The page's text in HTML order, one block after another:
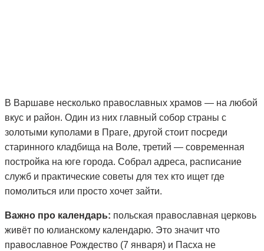
В Варшаве несколько православных храмов — на любой
вкус и район. Один из них главный собор страны с
золотыми куполами в Праге, другой стоит посреди
старинного кладбища на Воле, третий — современная
постройка на юге города. Собрал адреса, расписание
служб и практические советы для тех кто ищет где
помолиться или просто хочет зайти.
Важно про календарь: польская православная церковь
живёт по юлианскому календарю. Это значит что
православное Рождество (7 января) и Пасха не